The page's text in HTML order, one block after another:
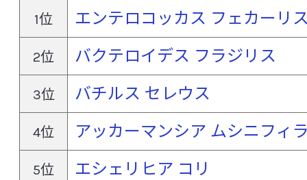
レンチラクトバチルス キソネンシス
レンチラクトバチルス スンキイ
レンチラク
ロドコッカス ゾフィ
1位 エンテロコッカス フェカーリ
2位 バクテロイデス フラジリス
3位 バチルス セレウス
4位 アッカーマンシア ムシニフィ
5位 エシェリヒア コリ